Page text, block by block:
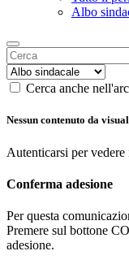
Albo
Cerca anche
Nessun contenuto da
Autenticarsi per
Conferma adesione
Per questa
Premere sul bottone
adesione.